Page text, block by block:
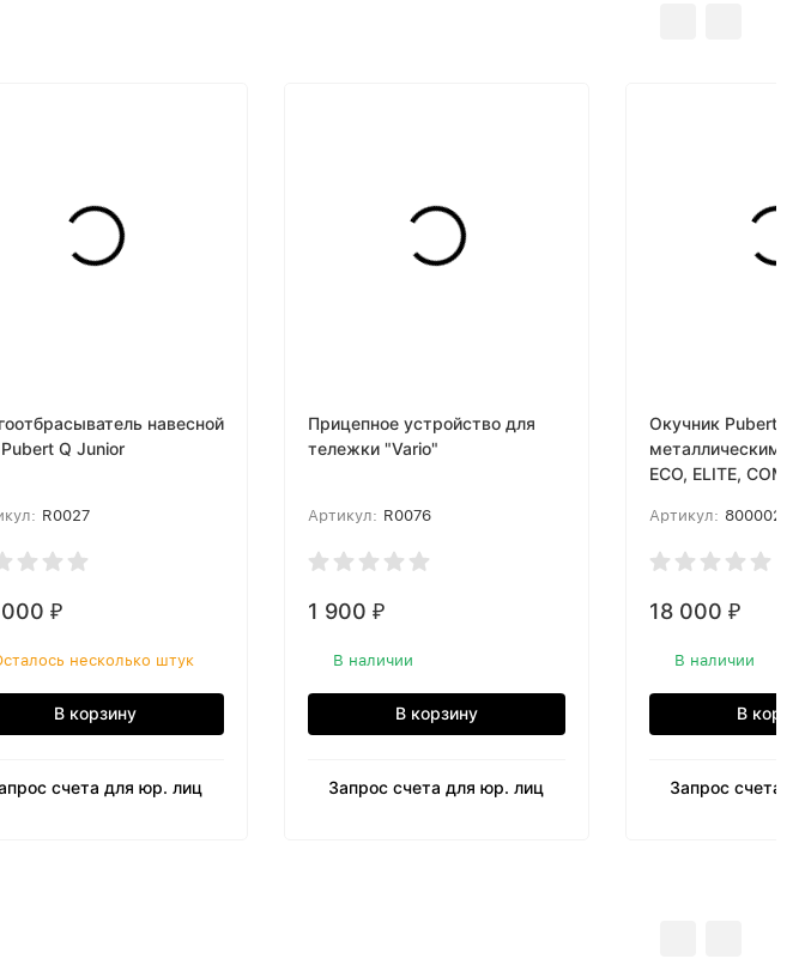
навесной
Q Junior
R0027
₽
несколько штук
В корзину
счета для юр. лиц
Прицепное устройство для
тележки "Vario"
Артикул: R0076
1 900 ₽
В наличии
В корзину
Запрос счета для юр. лиц
Окучник Pubert с
металлическими
ECO, ELITE,
Артикул:
18 000 ₽
В наличии
В
Запрос счета